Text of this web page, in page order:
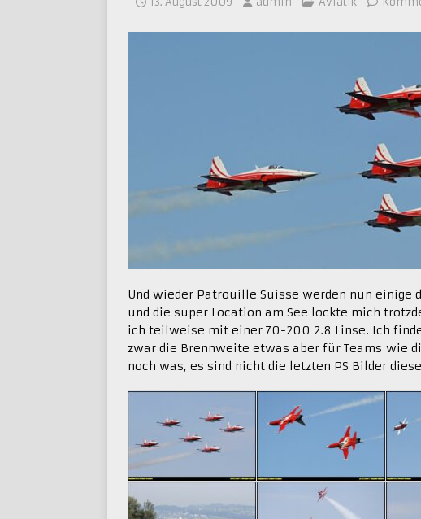
Und wieder Patrouille Suisse werden nun einige
und die super Location am See lockte mich
ich teilweise mit einer 70-200 2.8 Linse. Ich
zwar die Brennweite etwas aber für Teams wie
noch was, es sind nicht die letzten PS Bilder